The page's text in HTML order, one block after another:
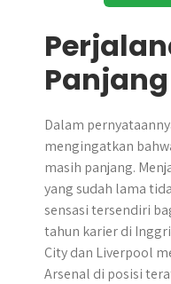
Panjang
Dalam
mengingatkan
masih panjang.
yang sudah lama
sensasi tersendiri
tahun karier di
City dan Liverpool
Arsenal di posisi